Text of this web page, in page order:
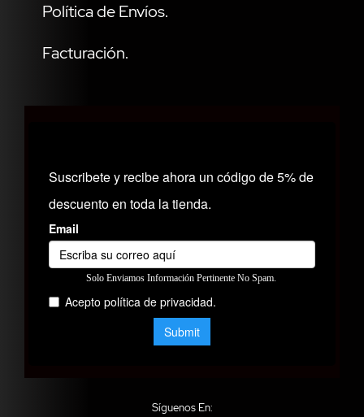
Política de Envíos.
Facturación.
Síguenos En: